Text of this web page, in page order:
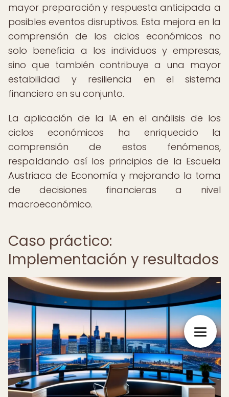
mayor preparación y respuesta anticipada a
posibles eventos disruptivos. Esta mejora en la
comprensión de los ciclos económicos no
solo beneficia a los individuos y empresas,
sino que también contribuye a una mayor
estabilidad y resiliencia en el sistema
financiero en su conjunto.
La aplicación de la IA en el análisis de los
ciclos económicos ha enriquecido la
comprensión de estos fenómenos,
respaldando así los principios de la Escuela
Austriaca de Economía y mejorando la toma
de decisiones financieras a nivel
macroeconómico.
Caso práctico:
Implementación y resultados